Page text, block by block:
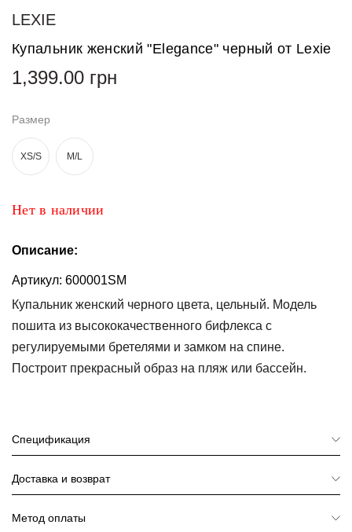
и поло
Джинсы
Топы
и
боди
белье
Женские
Туники и
Шорты
LEXIE
Купальник женский "Elegance" черный от Lexie
1,399.00 грн
Размер
XS/S M/L
Нет в наличии
Описание:
Артикул: 600001SM
Купальник женский черного цвета, цельный. Модель
пошита из высококачественного бифлекса с
регулируемыми бретелями и замком на спине.
Построит прекрасный образ на пляж или бассейн.
Спецификация
Доставка и возврат
Метод оплаты